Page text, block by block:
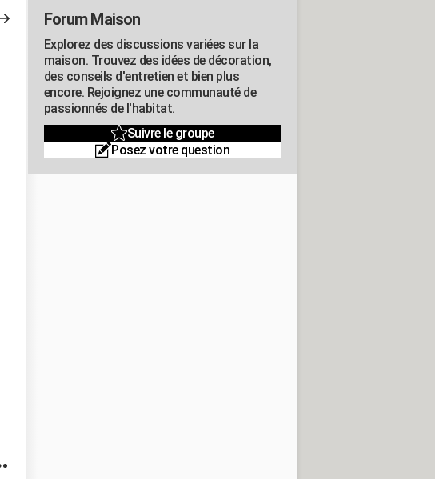
Forum Maison
Explorez des discussions variées sur la
maison. Trouvez des idées de décoration,
des conseils d'entretien et bien plus
encore. Rejoignez une communauté de
passionnés de l'habitat.
Suivre le groupe
Posez votre question